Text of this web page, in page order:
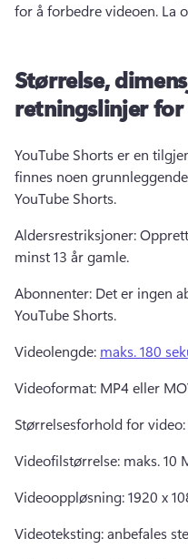
for å forbedre videoen. La
Størrelse,
retningslinjer for
YouTube Shorts er en
finnes noen
YouTube Shorts.
Aldersrestriksjoner:
minst 13 år gamle.
Abonnenter: Det er ingen
YouTube Shorts.
Videolengde: maks. 180
Videoformat: MP4 eller
Størrelsesforhold for video:
Videofilstørrelse: maks. 10
Videooppløsning: 1920 x
Videoteksting: anbefales